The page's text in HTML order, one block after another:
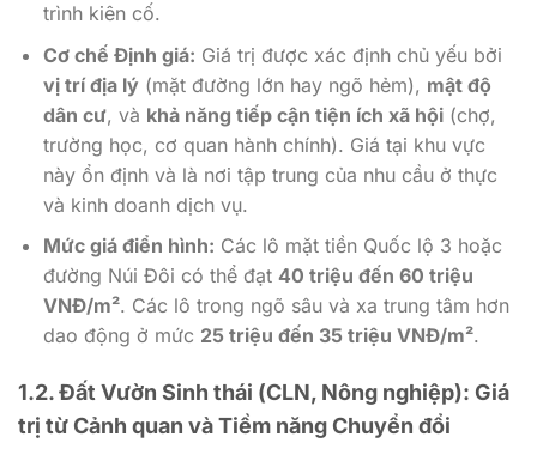
trình kiên cố.
Cơ chế Định giá: Giá trị được xác định chủ yếu bởi
vị trí địa lý(mặt đường lớn hay ngõ hẻm), mật độ
dân cư, và khả năng tiếp cận tiện ích xã hội(chợ,
trường học, cơ quan hành chính). Giá tại khu vực
này ổn định và là nơi tập trung của nhu cầu ở thực
và kinh doanh dịch vụ.
Mức giá điển hình: Các lô mặt tiền Quốc lộ 3 hoặc
đường Núi Đôi có thể đạt 40 triệu đến 60 triệu
VNĐ/m². Các lô trong ngõ sâu và xa trung tâm hơn
dao động ở mức 25 triệu đến 35 triệu VNĐ/m².
1.2. Đất Vườn Sinh thái (CLN, Nông nghiệp): Giá
trị từ Cảnh quan và Tiềm năng Chuyển đổi